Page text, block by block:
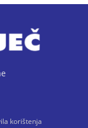
korištenja